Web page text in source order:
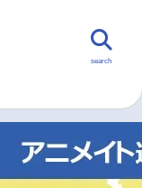
無料マンガ
search